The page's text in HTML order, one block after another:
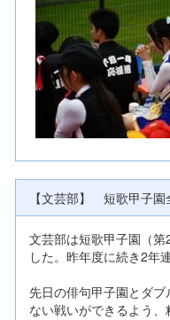
【文芸部】 短歌甲子園
文芸部は短歌甲子園（
した。昨年度に続き2年
先日の俳句甲子園とダ
ない戦いができるよう